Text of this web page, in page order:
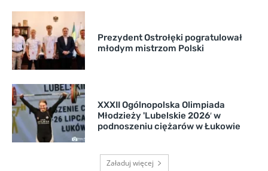
Prezydent Ostrołęki pogratulował
młodym mistrzom Polski
XXXII Ogólnopolska Olimpiada
Młodzieży 'Lubelskie 2026′ w
podnoszeniu ciężarów w Łukowie
Załaduj więcej